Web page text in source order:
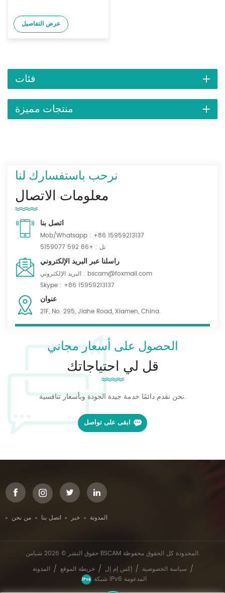
عرض التفاصيل
فئات
منتجات مميزة
نرحب باستفسارك لنا
معلومات الاتصال
اتصل بنا
Mob/Whatsapp : +86 15959213137
تل : +86 592 5159077
راسلنا عبر البريد الإلكتروني
البريد الإلكتروني : bscam@foxmail.com
Skype : +86 15959213137
عنوان
21F, No. 295, Jiahe Road, Xiamen, China.
الحصول على أسعار مجاني
قل لي احتياجاتك
نحن نقدم دائمًا خدمة جيدة الجودة وبأسعار تنافسية.
ابقى على تواصل
من نحن اتصل بنا خبر المدونة
حقوق النشر © 2026 شيامن BSCAM المحدودة كل الحقوق محفوظة.
المدونة / خريطة الموقع / إكس إم إل / سياسة الخصوصية /
شبكة IPv6 المدعومة